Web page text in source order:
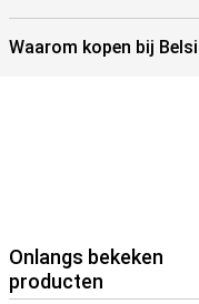
Waarom kopen bij
Onlangs bekeken
producten